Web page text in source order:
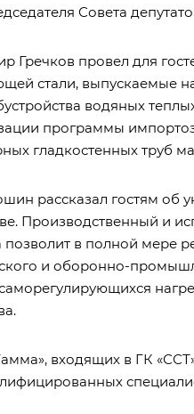
Совета
провел для
стали, выпускаемые
водяных
программы
гладкостенных труб
рассказал гостям об
Производственный и
позволит в полной мере
и оборонно-
входящих в ГК